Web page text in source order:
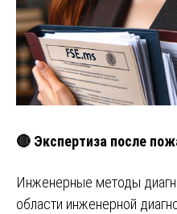
🔴 Экспертиза после
Инженерные методы
области инженерной